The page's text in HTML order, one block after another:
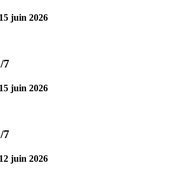
juin 2026
7
juin 2026
7
juin 2026